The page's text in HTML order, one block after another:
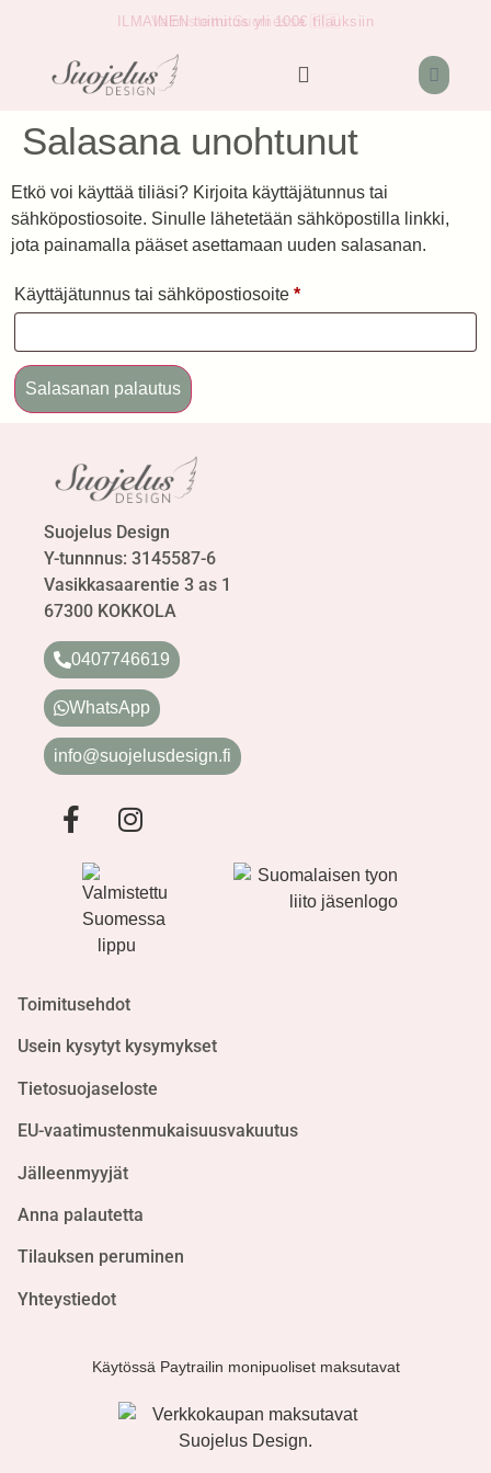
ILMAINEN toimitus yli 100€ tilauksiin
Valmistettu Suomessa 🇫🇮
Salasana unohtunut
Etkö voi käyttää tiliäsi? Kirjoita käyttäjätunnus tai
sähköpostiosoite. Sinulle lähetetään sähköpostilla linkki,
jota painamalla pääset asettamaan uuden salasanan.
Käyttäjätunnus tai sähköpostiosoite *
Salasanan palautus
Suojelus Design
Y-tunnnus: 3145587-6
Vasikkasaarentie 3 as 1
67300 KOKKOLA
0407746619
WhatsApp
info@suojelusdesign.fi
Toimitusehdot
Usein kysytyt kysymykset
Tietosuojaseloste
EU-vaatimustenmukaisuusvakuutus
Jälleenmyyjät
Anna palautetta
Tilauksen peruminen
Yhteystiedot
Käytössä Paytrailin monipuoliset maksutavat